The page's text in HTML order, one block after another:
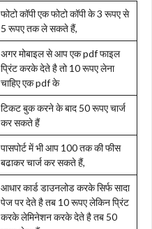
फोटो कॉपी एक फोटो कॉपी के 3 रूपए से
5 रूपए तक ले सकते हैं,
अगर मोबाइल से आप एक pdf फाइल
प्रिंट करके देते है तो 10 रूपए लेना
चाहिए एक pdf के
टिकट बुक करने के बाद 50 रूपए चार्ज
कर सकते हैं
पासपोर्ट में भी आप 100 तक की फीस
बढाकर चार्ज कर सकते हैं,
आधार कार्ड डाउनलोड करके सिर्फ सादा
पेज पर देते है तब 10 रूपए लेकिन प्रिंट
करके लेमिनेशन करके देते है तब 50